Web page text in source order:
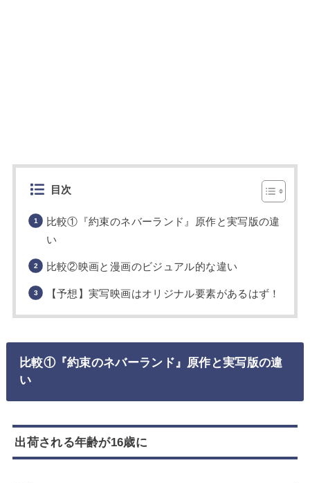
目次
比較①『約束のネバーランド』原作と実写版の違
い
比較②映画と漫画のビジュアル的な違い
【予想】実写映画はオリジナル要素があるはず！
比較①『約束のネバーランド』原作と実写版の違
い
出荷される年齢が16歳に